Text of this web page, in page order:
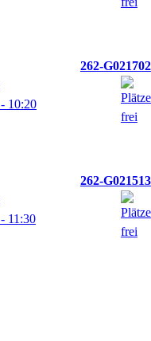
262-G021702
- 10:20
262-G021513
- 11:30